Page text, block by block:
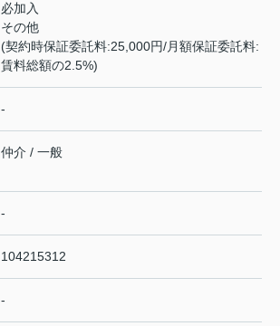
必加入
その他
(契約時保証委託料:25,000円/月額保証委託料:
賃料総額の2.5%)
-
仲介 / 一般
-
104215312
-